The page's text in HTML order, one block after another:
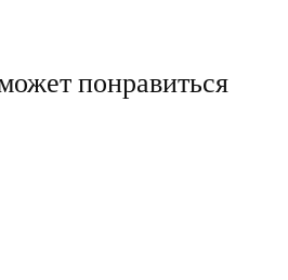
понравиться